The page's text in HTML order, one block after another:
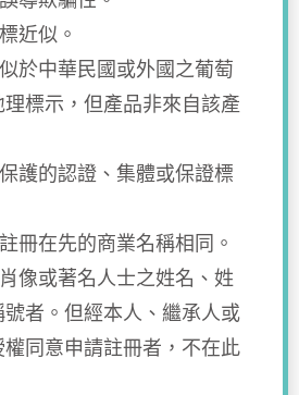
近似。
於中華民國或外國之葡萄
標示，但產品非來自該產
護的認證、集體或保證標
冊在先的商業名稱相同。
像或著名人士之姓名、姓
號者。但經本人、繼承人或
權同意申請註冊者，不在此